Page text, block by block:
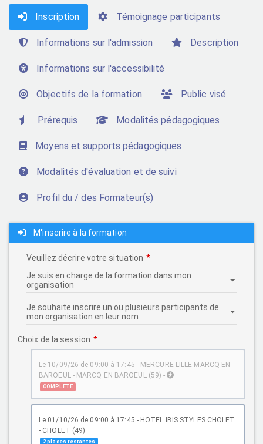
Inscription Témoignage participants
Informations sur l'admission Description
Informations sur l'accessibilité
Objectifs de la formation Public visé
Prérequis Modalités pédagogiques
Moyens et supports pédagogiques
Modalités d'évaluation et de suivi
Profil du / des Formateur(s)
M'inscrire à la formation
Veuillez décrire votre situation
Choix de la session
le 10/09/26 de 09:00 à 17:45 - MERCURE LILLE MARCQ EN
BAROEUL - MARCQ EN BAROEUL (59) -
COMPLÈTE
le 01/10/26 de 09:00 à 17:45 - HOTEL IBIS STYLES CHOLET
- CHOLET (49)
2 places restantes